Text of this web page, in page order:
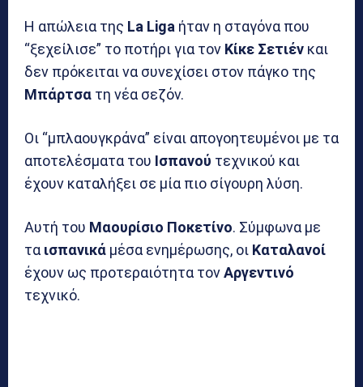
Η απώλεια της La Liga ήταν η σταγόνα που
“ξεχείλισε” το ποτήρι για τον Κίκε Σετιέν και
δεν πρόκειται να συνεχίσει στον πάγκο της
Μπάρτσα τη νέα σεζόν.
Οι “μπλαουγκράνα” είναι απογοητευμένοι με τα
αποτελέσματα του Ισπανού τεχνικού και
έχουν καταλήξει σε μία πιο σίγουρη λύση.
Αυτή του Μαουρίσιο Ποκετίνο. Σύμφωνα με
τα ισπανικά μέσα ενημέρωσης, οι Καταλανοί
έχουν ως προτεραιότητα τονΑργεντινό
τεχνικό.